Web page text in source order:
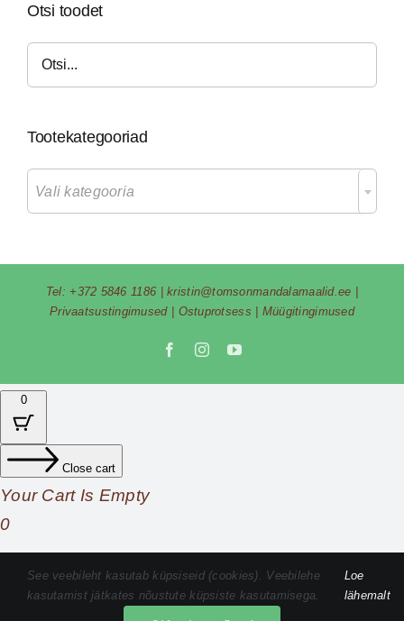
Otsi toodet
Tootekategooriad
Vali kategooria
Tel: +372 5846 1186 |kristin@tomsonmandalamaalid.ee
Privaatsustingimused| Ostuprotsess Müügitingimused
FacebookInstagramYouTube
0
Close cart
Your Cart Is Empty
0
Check out our shop to see what's available
See veebileht kasutab küpsiseid (cookies). Veebilehe
kasutamist jätkates nõustute küpsiste kasutamisega.
Loe
lähemalt